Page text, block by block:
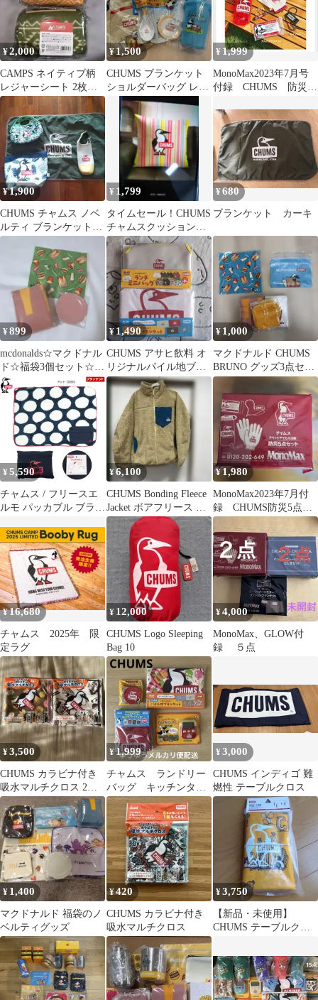
¥2,000
CAMPS ネイティブ柄
レジャーシート 2枚セ
ット
¥1,500
CHUMS ブランケット
ショルダーバッグ レン
ゲ豆皿 カラーチェンジ
タンブラー
¥ 1,999
MonoMax2023年7月号
付録 CHUMS 防災5
¥1,900
CHUMS チャムス ノベ
ルティ ブランケット
ボトルホルダー 保冷
バッグ 4点
¥ 1,799
タイムセール！CHUMS
チャムスクッションカ
バー レインボーストラ
イプ両面加工
¥680
ブランケット カーキ
¥899
mcdonalds☆マクドナル
ド☆福袋3個セット☆ブ
ランケット☆chumsコラ
ボ
¥ 1,490
CHUMS アサヒ飲料 オ
リジナルパイル地ブラ
ンケット ランチミニ
バッグ
¥ 1,000
マクドナルド CHUMS
BRUNO グッズ3点セッ
ト
¥ 5,590
チャムス / フリースエ
ルモ パッカブル ブラン
¥6,100
CHUMS Bonding Fleece
Jacket ボアフリース ベ
ージュ
¥1,980
MonoMax2023年7月付
録 CHUMS防災5点セ
ットチャムス は-8
¥16,680
チャムス 2025年 限
定ラグ
¥ 12,000
CHUMS Logo Sleeping
Bag 10
¥4,000
MonoMax、GLOW付
録 ５点
¥3,500
CHUMS カラビナ付き
吸水マルチクロス 2枚
セット
¥1,999
チャムス ランドリー
バッグ キッチンタイ
マー シリコーンカッ
プ
¥3,000
CHUMS インディゴ 難
燃性 テーブルクロス
¥ 1,400
マクドナルド 福袋のノ
ベルティグッズ
¥420
CHUMS カラビナ付き
吸水マルチクロス
¥3,750
【新品・未使用】
CHUMS テーブルクロ